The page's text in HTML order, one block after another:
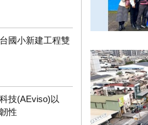
國小新建工程雙
技(AEviso)以
性